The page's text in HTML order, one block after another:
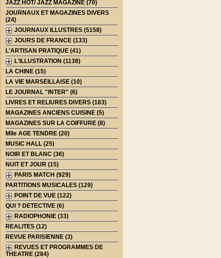
JAZZ HOT/ JAZZ MAGAZINE (70)
JOURNAUX ET MAGAZINES DIVERS
(24)
JOURNAUX ILLUSTRES (5158)
JOURS DE FRANCE (133)
L'ARTISAN PRATIQUE (41)
L'ILLUSTRATION (1138)
LA CHINE (15)
LA VIE MARSEILLAISE (10)
LE JOURNAL "INTER" (6)
LIVRES ET RELIURES DIVERS (183)
MAGAZINES ANCIENS CUISINE (5)
MAGAZINES SUR LA COIFFURE (8)
Mlle AGE TENDRE (20)
MUSIC HALL (25)
NOIR ET BLANC (36)
NUIT ET JOUR (15)
PARIS MATCH (929)
PARTITIONS MUSICALES (129)
POINT DE VUE (122)
QUI ? DETECTIVE (6)
RADIOPHONIE (33)
REALITES (12)
REVUE PARISIENNE (3)
REVUES ET PROGRAMMES DE
THEATRE (284)